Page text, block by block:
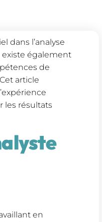
dans l’analyse
existe également
de
article
les résultats
en